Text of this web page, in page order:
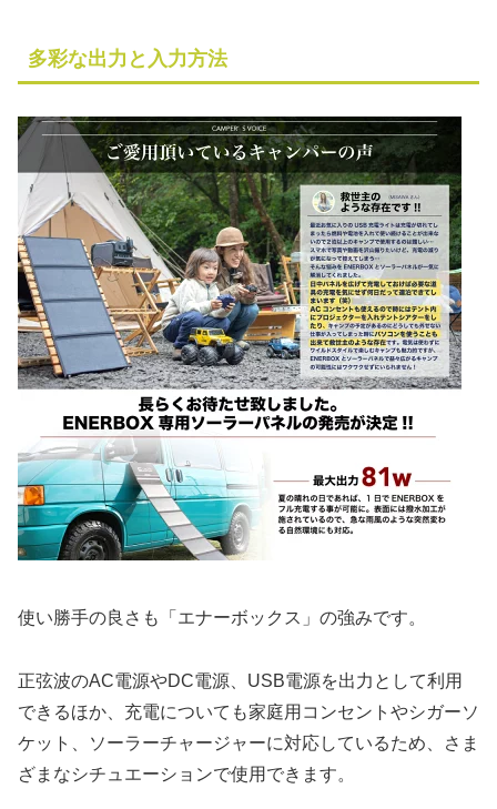
多彩な出力と入力方法
使い勝手の良さも「エナーボックス」の強みです。
正弦波のAC電源やDC電源、USB電源を出力として利用
できるほか、充電についても家庭用コンセントやシガーソ
ケット、ソーラーチャージャーに対応しているため、さま
ざまなシチュエーションで使用できます。